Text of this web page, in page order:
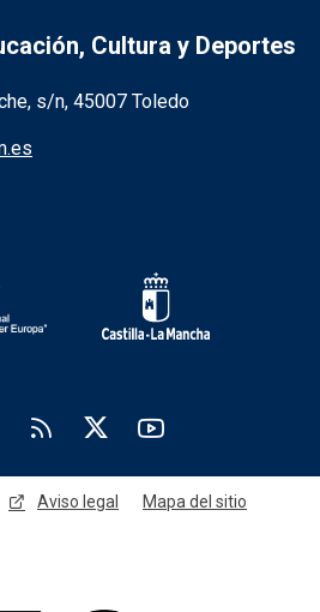
Cultura y Deportes
la institución
s/n, 45007 Toledo
Aviso legal Mapa del sitio